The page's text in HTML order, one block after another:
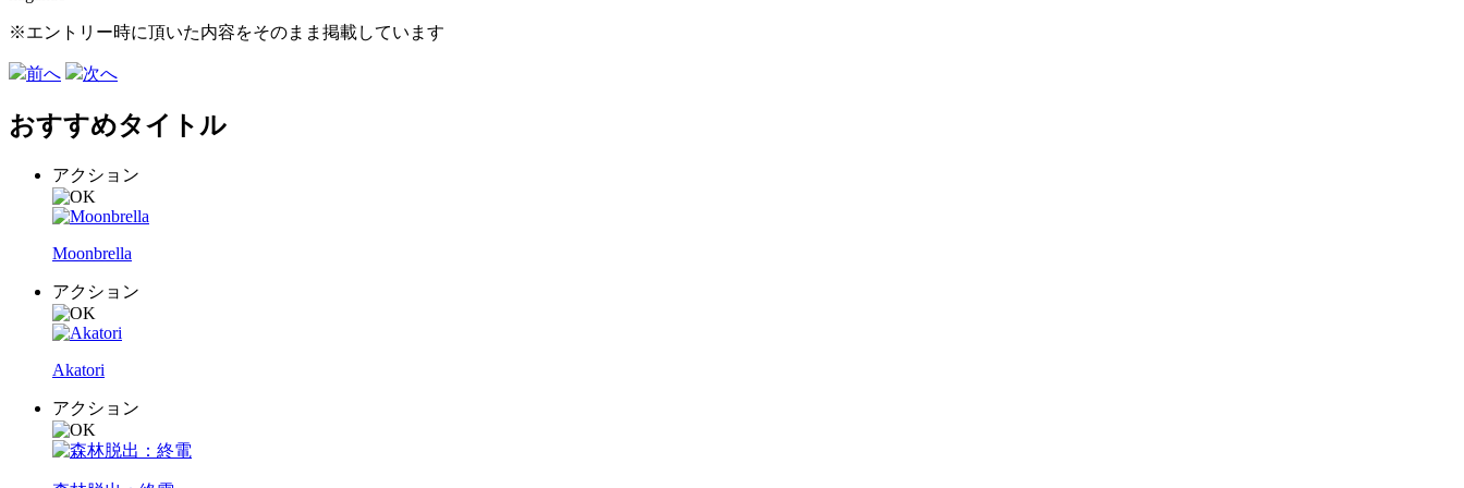
※エントリー時に頂いた内容をそのまま掲載しています
前へ 次へ
おすすめタイトル
アクション
Moonbrella
アクション
Akatori
アクション